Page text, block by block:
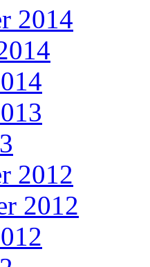
2014
2012
2012